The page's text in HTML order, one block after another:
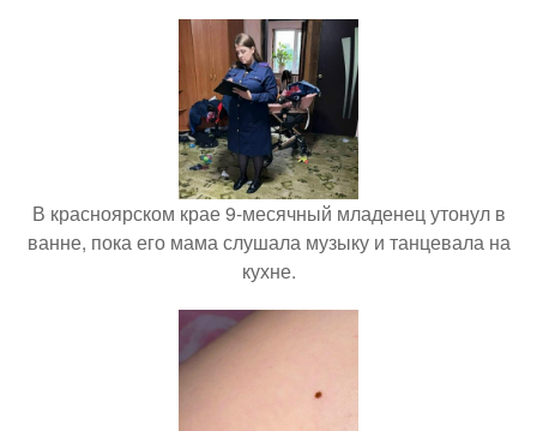
В красноярском крае 9-месячный младенец утонул в
ванне, пока его мама слушала музыку и танцевала на
кухне.